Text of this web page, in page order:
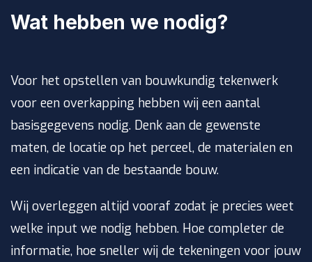
Wat hebben we nodig?
Voor het opstellen van bouwkundig tekenwerk
voor een overkapping hebben wij een aantal
basisgegevens nodig. Denk aan de gewenste
maten, de locatie op het perceel, de materialen en
een indicatie van de bestaande bouw.
Wij overleggen altijd vooraf zodat je precies weet
welke input we nodig hebben. Hoe completer de
informatie, hoe sneller wij de tekeningen voor jouw